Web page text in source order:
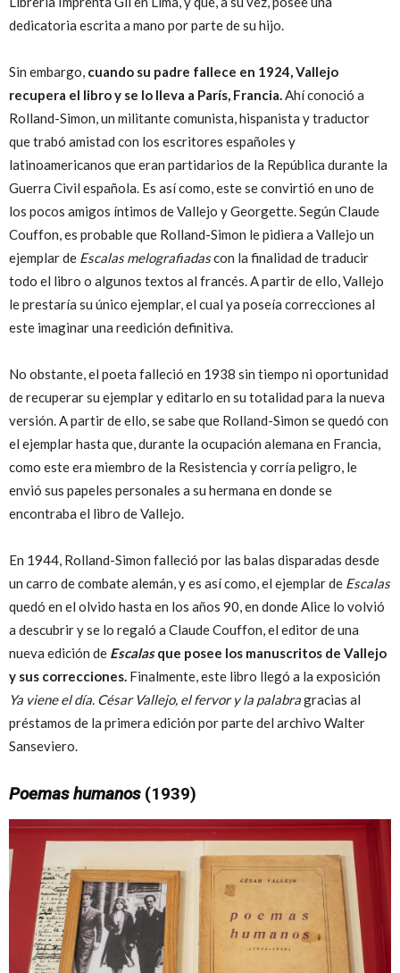
dedicatoria escrita a mano por parte de su hijo.
Sin embargo, cuando su padre fallece en 1924, Vallejo
recupera el libro y se lo lleva a París, Francia.Ahí conoció a
Rolland-Simon, un militante comunista, hispanista y traductor
que trabó amistad con los escritores españoles y
latinoamericanos que eran partidarios de la República durante la
Guerra Civil española. Es así como, este se convirtió en uno de
los pocos amigos íntimos de Vallejo y Georgette. Según Claude
Couffon, es probable que Rolland-Simon le pidiera a Vallejo un
ejemplar de Escalas melografiadascon la finalidad de traducir
todo el libro o algunos textos al francés. A partir de ello, Vallejo
le prestaría su único ejemplar, el cual ya poseía correcciones al
este imaginar una reedición definitiva.
No obstante, el poeta falleció en 1938 sin tiempo ni oportunidad
de recuperar su ejemplar y editarlo en su totalidad para la nueva
versión. A partir de ello, se sabe que Rolland-Simon se quedó con
el ejemplar hasta que, durante la ocupación alemana en Francia,
como este era miembro de la Resistencia y corría peligro, le
envió sus papeles personales a su hermana en donde se
encontraba el libro de Vallejo.
En 1944, Rolland-Simon falleció por las balas disparadas desde
un carro de combate alemán, y es así como, el ejemplar de Escalas
quedó en el olvido hasta en los años 90, en donde Alice lo volvió
a descubrir y se lo regaló a Claude Couffon, el editor de una
nueva edición de Escalasque posee los manuscritos de Vallejo
y sus correcciones. Finalmente, este libro llegó a la exposición
Ya viene el día. César Vallejo, el fervor y la palabragracias al
préstamos de la primera edición por parte del archivo Walter
Sanseviero.
Poemas humanos(1939)